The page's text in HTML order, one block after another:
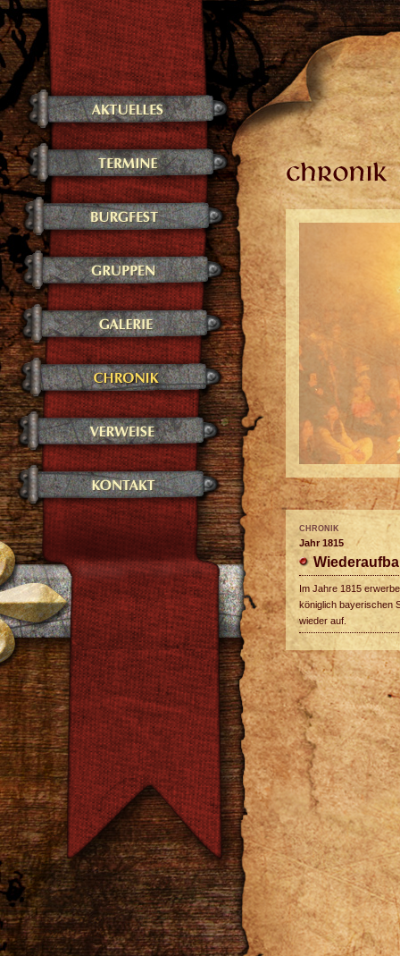
CHRONIK
Jahr 1815
Im Jahre 1815
königlich bayerischen
wieder auf.